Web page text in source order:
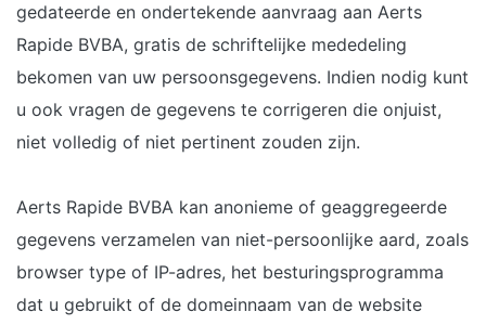
gedateerde en ondertekende aanvraag aan Aerts
Rapide BVBA, gratis de schriftelijke mededeling
bekomen van uw persoonsgegevens. Indien nodig kunt
u ook vragen de gegevens te corrigeren die onjuist,
niet volledig of niet pertinent zouden zijn.
Aerts Rapide BVBA kan anonieme of geaggregeerde
gegevens verzamelen van niet-persoonlijke aard, zoals
browser type of IP-adres, het besturingsprogramma
dat u gebruikt of de domeinnaam van de website